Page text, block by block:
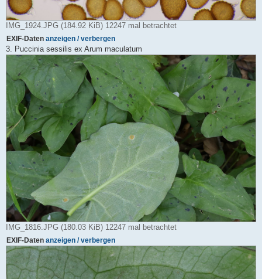
IMG_1924.JPG (184.92 KiB) 12247 mal betrachtet
EXIF-Daten anzeigen / verbergen
3. Puccinia sessilis ex Arum maculatum
IMG_1816.JPG (180.03 KiB) 12247 mal betrachtet
EXIF-Daten anzeigen / verbergen